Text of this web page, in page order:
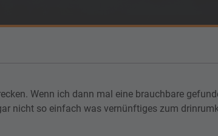
Wenn ich dann mal eine brauchbare
nicht so einfach was vernünftiges zum